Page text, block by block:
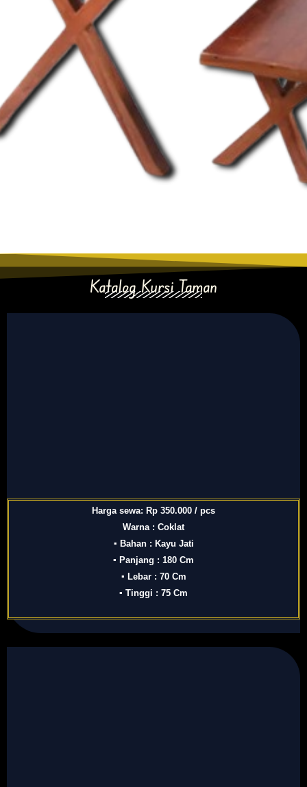
Katalog Kursi Taman
Harga sewa: Rp 350.000 / pcs
Warna : Coklat
▪ Bahan : Kayu Jati
▪ Panjang : 180 Cm
▪ Lebar : 70 Cm
▪ Tinggi : 75 Cm